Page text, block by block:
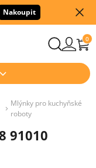
Nakoupit
0
Mlýnky pro kuchyňské
roboty
91010